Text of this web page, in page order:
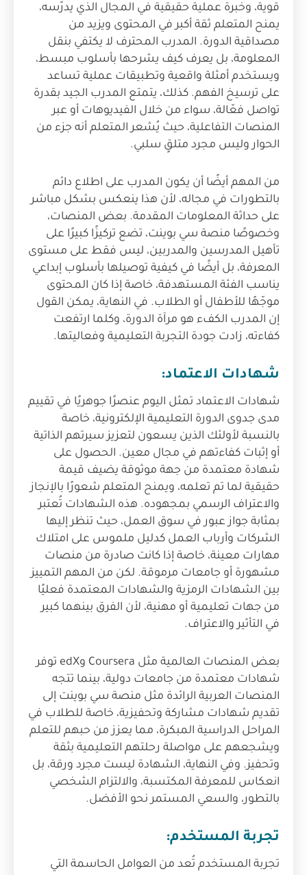
قوية، وخبرة عملية حقيقية في المجال الذي يدرّسه،
يمنح المتعلم ثقة أكبر في المحتوى ويزيد من
مصداقية الدورة. المدرب المحترف لا يكتفي بنقل
المعلومة، بل يعرف كيف يشرحها بأسلوب مبسط،
ويستخدم أمثلة واقعية وتطبيقات عملية تساعد
على ترسيخ الفهم. كذلك، يتمتع المدرب الجيد بقدرة
تواصل فعّالة، سواء من خلال الفيديوهات أو عبر
المنصات التفاعلية، حيث يُشعر المتعلم أنه جزء من
الحوار وليس مجرد متلقٍ سلبي.
من المهم أيضًا أن يكون المدرب على اطلاع دائم
بالتطورات في مجاله، لأن هذا ينعكس بشكل مباشر
على حداثة المعلومات المقدمة. بعض المنصات،
وخصوصًا منصة سي بوينت، تضع تركيزًا كبيرًا على
تأهيل المدرسين والمدربين، ليس فقط على مستوى
المعرفة، بل أيضًا في كيفية توصيلها بأسلوب إبداعي
يناسب الفئة المستهدفة، خاصة إذا كان المحتوى
موجّهًا للأطفال أو الطلاب. في النهاية، يمكن القول
إن المدرب الكفء هو مرآة الدورة، وكلما ارتفعت
كفاءته، زادت جودة التجربة التعليمية وفعاليتها.
شهادات الاعتماد:
شهادات الاعتماد تمثل اليوم عنصرًا جوهريًا في تقييم
مدى جدوى الدورة التعليمية الإلكترونية، خاصة
بالنسبة لأولئك الذين يسعون لتعزيز سيرتهم الذاتية
أو إثبات كفاءتهم في مجال معين. الحصول على
شهادة معتمدة من جهة موثوقة يضيف قيمة
حقيقية لما تم تعلمه، ويمنح المتعلم شعورًا بالإنجاز
والاعتراف الرسمي بمجهوده. هذه الشهادات تُعتبر
بمثابة جواز عبور في سوق العمل، حيث تنظر إليها
الشركات وأرباب العمل كدليل ملموس على امتلاك
مهارات معينة، خاصة إذا كانت صادرة من منصات
مشهورة أو جامعات مرموقة. لكن من المهم التمييز
بين الشهادات الرمزية والشهادات المعتمدة فعليًا
من جهات تعليمية أو مهنية، لأن الفرق بينهما كبير
في التأثير والاعتراف.
بعض المنصات العالمية مثل Coursera وedX توفر
شهادات معتمدة من جامعات دولية، بينما تتجه
المنصات العربية الرائدة مثل منصة سي بوينت إلى
تقديم شهادات مشاركة وتحفيزية، خاصة للطلاب في
المراحل الدراسية المبكرة، مما يعزز من حبهم للتعلم
ويشجعهم على مواصلة رحلتهم التعليمية بثقة
وتحفيز. وفي النهاية، الشهادة ليست مجرد ورقة، بل
انعكاس للمعرفة المكتسبة، والالتزام الشخصي
بالتطور، والسعي المستمر نحو الأفضل.
تجربة المستخدم:
تجربة المستخدم تُعد من العوامل الحاسمة التي